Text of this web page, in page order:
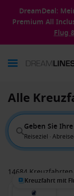
DreamDeal:
Premium All
Flug
Alle
Geben Sie
Reiseziel ·
14684 Kreuzfahrten
Kreuzfahrt mit